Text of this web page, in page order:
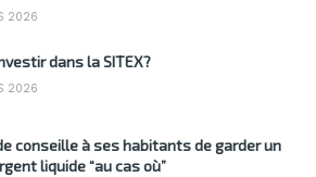
2026
dans la SITEX?
2026
conseille à ses habitants de garder un
liquide “au cas où”